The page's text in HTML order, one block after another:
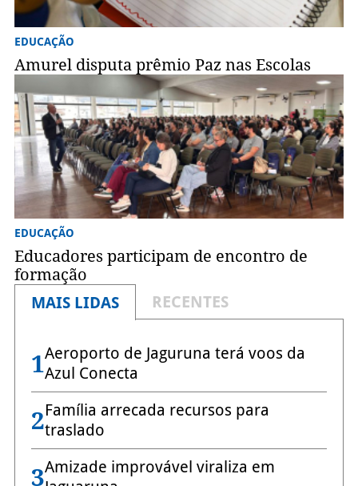
EDUCAÇÃO
Amurel disputa prêmio Paz nas Escolas
EDUCAÇÃO
Educadores participam de encontro de
formação
MAIS LIDAS
RECENTES
1Aeroporto de Jaguruna terá voos da
Azul Conecta
2Família arrecada recursos para
traslado
3Amizade improvável viraliza em